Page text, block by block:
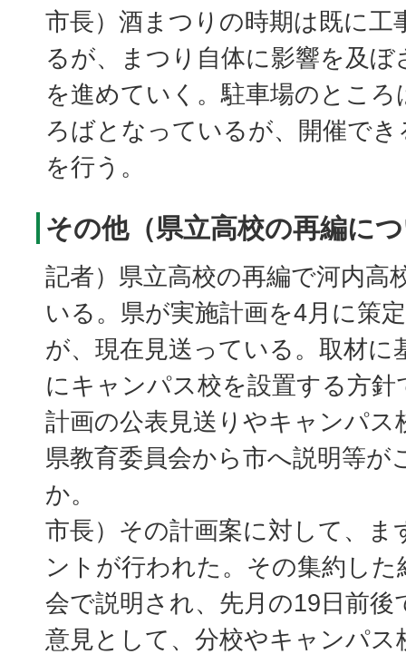
市長）酒まつりの時期は既に工
るが、まつり自体に影響を及
を進めていく。駐車場のところ
ろばとなっているが、開催で
を行う。
その他（県立高校の再編に
記者）県立高校の再編で河内高
いる。県が実施計画を4月に策
が、現在見送っている。取材に
にキャンパス校を設置する方
計画の公表見送りやキャンパス
県教育委員会から市へ説明等が
か。
市長）その計画案に対して、ま
ントが行われた。その集約した
会で説明され、先月の19日前後
意見として、分校やキャンパ